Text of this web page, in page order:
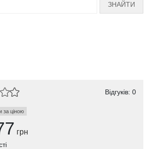
ЗНАЙТИ
Відгуків: 0
за ціною
грн